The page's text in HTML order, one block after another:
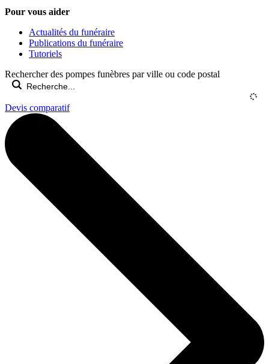
Pour vous aider
Actualités du funéraire
Publications du funéraire
Tutoriels
Rechercher des pompes funèbres par ville ou code postal
Devis comparatif